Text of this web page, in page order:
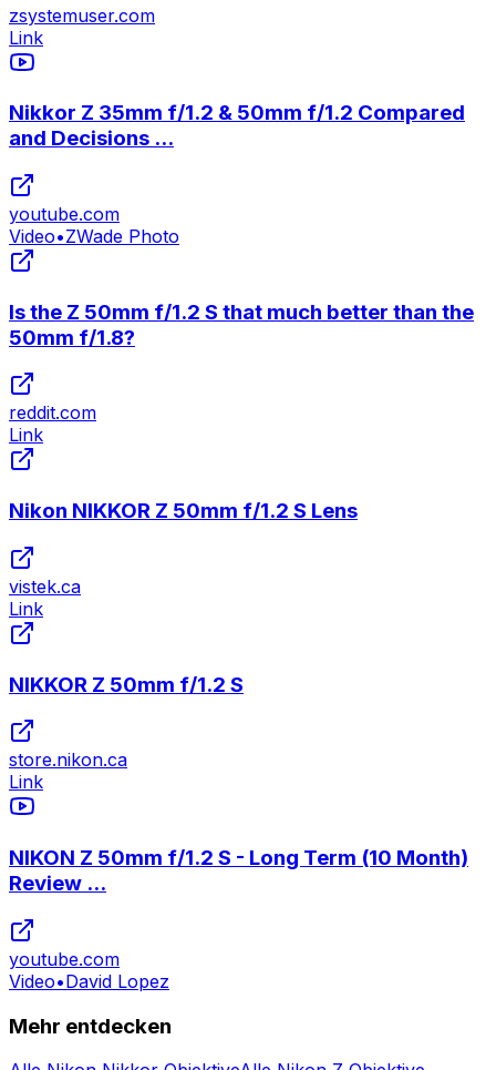
zsystemuser.com
Link
Nikkor Z 35mm f/1.2 & 50mm f/1.2 Compared
and Decisions ...
youtube.com
Video•ZWade Photo
Is the Z 50mm f/1.2 S that much better than the
50mm f/1.8?
reddit.com
Link
Nikon NIKKOR Z 50mm f/1.2 S Lens
vistek.ca
Link
NIKKOR Z 50mm f/1.2 S
store.nikon.ca
Link
NIKON Z 50mm f/1.2 S - Long Term (10 Month)
Review ...
youtube.com
Video•David Lopez
Mehr entdecken